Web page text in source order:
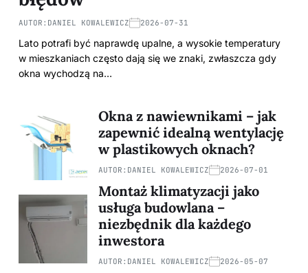
AUTOR: DANIEL KOWALEWICZ 2026-07-31
Lato potrafi być naprawdę upalne, a wysokie temperatury
w mieszkaniach często dają się we znaki, zwłaszcza gdy
okna wychodzą na…
Okna z nawiewnikami – jak
zapewnić idealną wentylację
w plastikowych oknach?
AUTOR: DANIEL KOWALEWICZ 2026-07-01
Montaż klimatyzacji jako
usługa budowlana –
niezbędnik dla każdego
inwestora
AUTOR: DANIEL KOWALEWICZ 2026-05-07